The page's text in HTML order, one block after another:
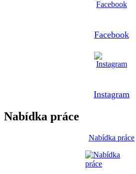
Facebook
Instagram
Nabídka práce
Nabídka práce